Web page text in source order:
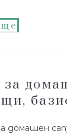
за
домашен